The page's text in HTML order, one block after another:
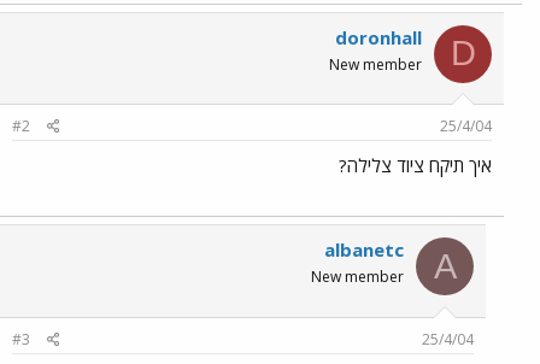
D
doronhall
New member
25/4/04
#2
איך תיקח ציוד צלילה?
A
albanetc
New member
25/4/04
#3